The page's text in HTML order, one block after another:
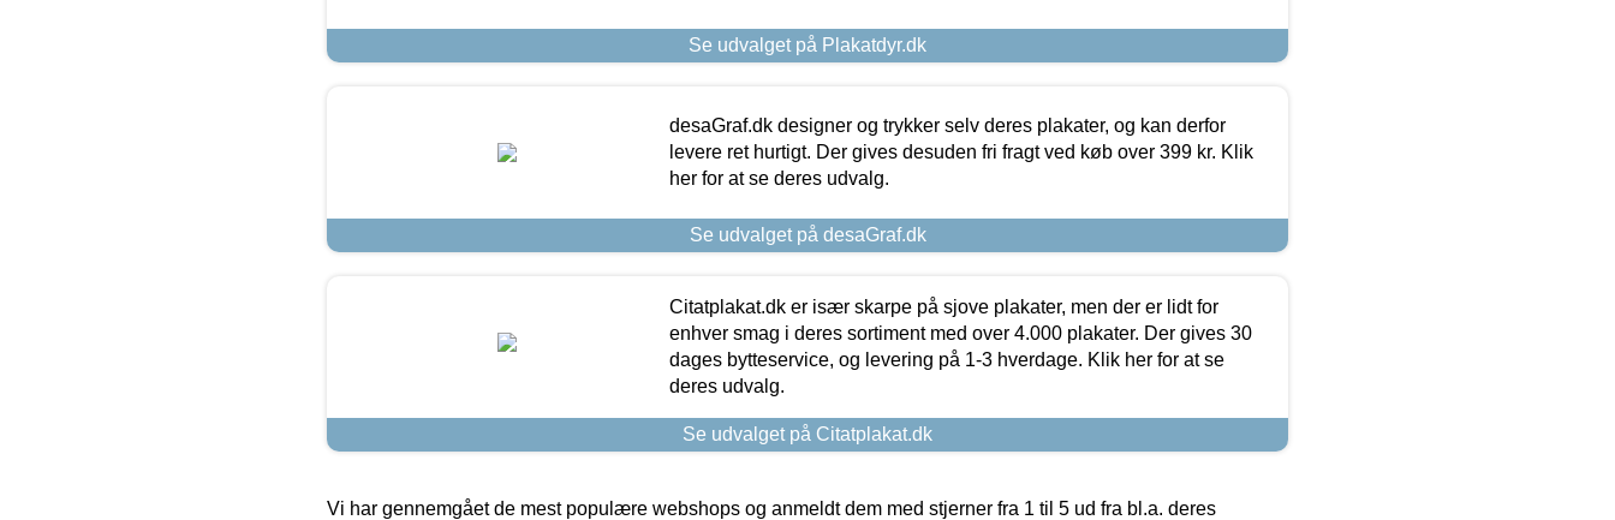
Se udvalget på Plakatdyr.dk
desaGraf.dk designer og trykker selv deres plakater, og kan derfor
levere ret hurtigt. Der gives desuden fri fragt ved køb over 399 kr. Klik
her for at se deres udvalg.
Se udvalget på desaGraf.dk
Citatplakat.dk er især skarpe på sjove plakater, men der er lidt for
enhver smag i deres sortiment med over 4.000 plakater. Der gives 30
dages bytteservice, og levering på 1-3 hverdage. Klik her for at se
deres udvalg.
Se udvalget på Citatplakat.dk
Vi har gennemgået de mest populære webshops og anmeldt dem med stjerner fra 1 til 5 ud fra bl.a. deres